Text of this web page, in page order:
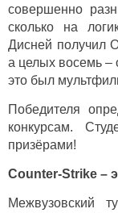
совершенно
сколько на
Дисней получил
а целых восемь –
это был
Победителя
конкурсам.
призёрами!
Counter-Strike –
Межвузовский